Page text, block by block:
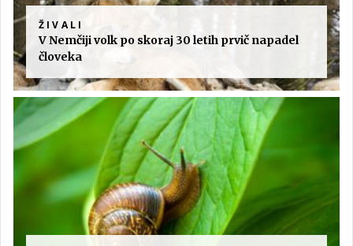
ŽIVALI
V Nemčiji volk po skoraj 30 letih prvič napadel
človeka